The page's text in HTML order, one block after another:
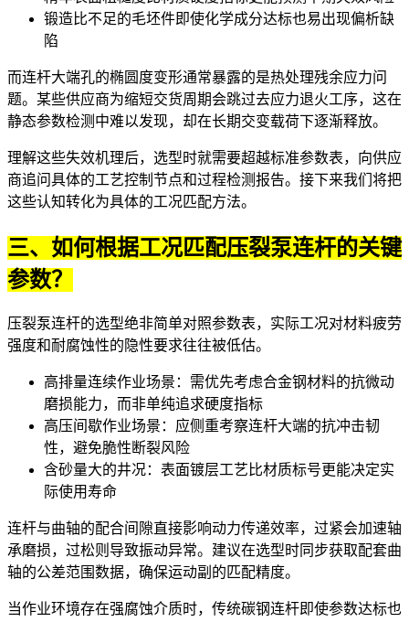
锻造比不足的毛坯件即使化学成分达标也易出现偏析缺
陷
而连杆大端孔的椭圆度变形通常暴露的是热处理残余应力问
题。某些供应商为缩短交货周期会跳过去应力退火工序，这在
静态参数检测中难以发现，却在长期交变载荷下逐渐释放。
理解这些失效机理后，选型时就需要超越标准参数表，向供应
商追问具体的工艺控制节点和过程检测报告。接下来我们将把
这些认知转化为具体的工况匹配方法。
三、如何根据工况匹配压裂泵连杆的关键
参数？
压裂泵连杆的选型绝非简单对照参数表，实际工况对材料疲劳
强度和耐腐蚀性的隐性要求往往被低估。
高排量连续作业场景：需优先考虑合金钢材料的抗微动
磨损能力，而非单纯追求硬度指标
高压间歇作业场景：应侧重考察连杆大端的抗冲击韧
性，避免脆性断裂风险
含砂量大的井况：表面镀层工艺比材质标号更能决定实
际使用寿命
连杆与曲轴的配合间隙直接影响动力传递效率，过紧会加速轴
承磨损，过松则导致振动异常。建议在选型时同步获取配套曲
轴的公差范围数据，确保运动副的匹配精度。
当作业环境存在强腐蚀介质时，传统碳钢连杆即使参数达标也